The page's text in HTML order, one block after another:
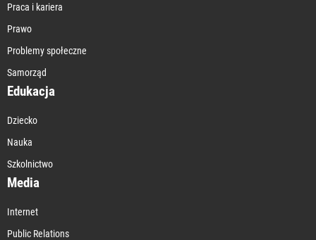
Praca i kariera
Prawo
Problemy społeczne
Samorząd
Edukacja
Dziecko
Nauka
Szkolnictwo
Media
Internet
Public Relations